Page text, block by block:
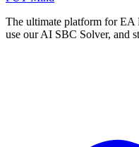
The ultimate platform for EA
use our AI SBC Solver, and